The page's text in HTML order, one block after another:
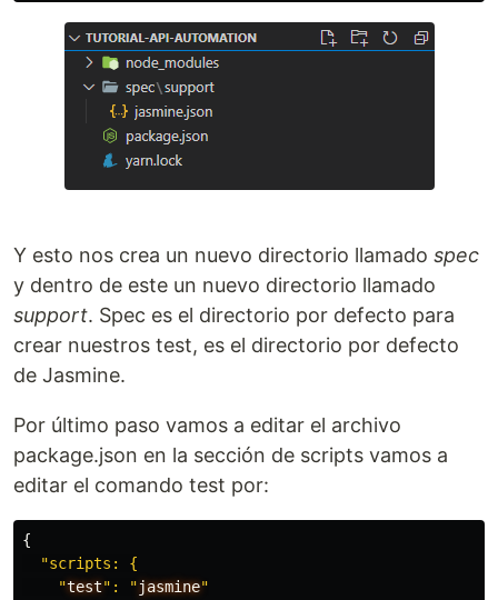
Y esto nos crea un nuevo directorio llamado spec
y dentro de este un nuevo directorio llamado
support. Spec es el directorio por defecto para
crear nuestros test, es el directorio por defecto
de Jasmine.
Por último paso vamos a editar el archivo
package.json en la sección de scripts vamos a
editar el comando test por:
{
"scripts: {
    "
test": "jasmine"